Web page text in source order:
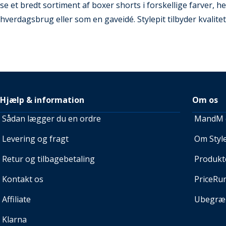
se et bredt sortiment af boxer shorts i forskellige farver,
hverdagsbrug eller som en gaveidé. Stylepit tilbyder
Hjælp & information
Sådan lægger du en ordre
Levering og fragt
Retur og tilbagebetaling
Kontakt os
Affiliate
Klarna
Om os
MandM
Om